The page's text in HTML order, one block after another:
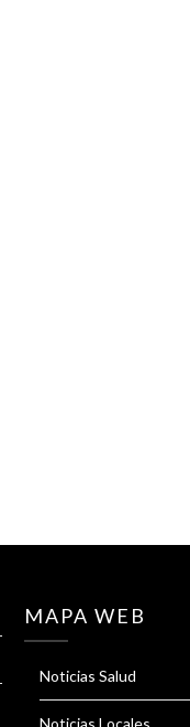
MAPA WEB
Noticias Salud
Noticias Locales